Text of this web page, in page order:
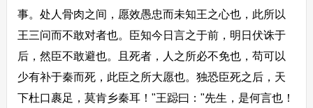
事。处人骨肉之间，愿效愚忠而未知王之心也，此所以
王三问而不敢对者也。臣知今日言之于前，明日伏诛于
后，然臣不敢避也。且死者，人之所必不免也，苟可以
少有补于秦而死，此臣之所大愿也。独恐臣死之后，天
下杜口裹足，莫肯乡秦耳！"王跽曰："先生，是何言也！